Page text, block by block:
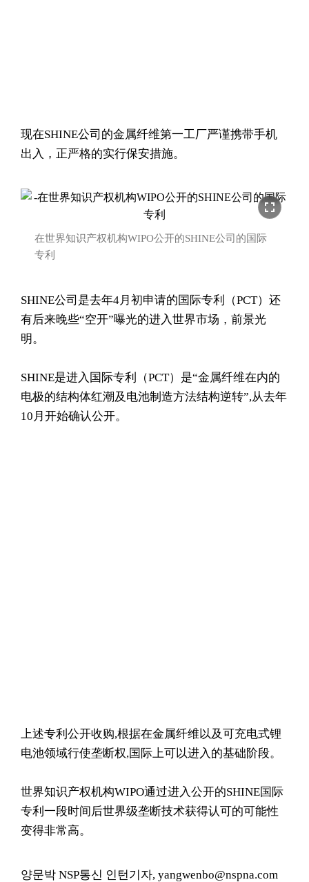
现在SHINE公司的金属纤维第一工厂严谨携带手机
出入，正严格的实行保安措施。
fullscreen
在世界知识产权机构WIPO公开的SHINE公司的国际
专利
SHINE公司是去年4月初申请的国际专利（PCT）还
有后来晚些“空开”曝光的进入世界市场，前景光
明。
SHINE是进入国际专利（PCT）是“金属纤维在内的
电极的结构体红潮及电池制造方法结构逆转”,从去年
10月开始确认公开。
上述专利公开收购,根据在金属纤维以及可充电式锂
电池领域行使垄断权,国际上可以进入的基础阶段。
世界知识产权机构WIPO通过进入公开的SHINE国际
专利一段时间后世界级垄断技术获得认可的可能性
变得非常高。
양문박 NSP통신 인턴기자, yangwenbo@nspna.com